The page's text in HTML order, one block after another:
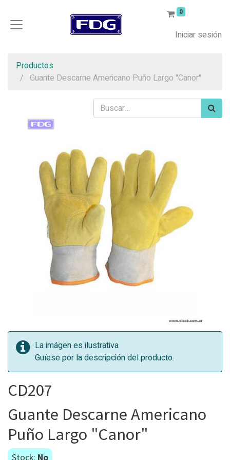
0
Iniciar sesión
Productos
Guante Descarne Americano Puño Largo "Canor"
La imágen es ilustrativa
Guíese por la descripción del producto.
CD207
Guante Descarne Americano
Puño Largo "Canor"
Stock: No